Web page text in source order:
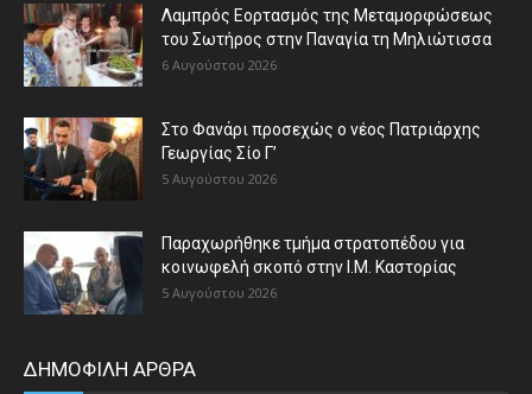
Λαμπρός Εορτασμός της Μεταμορφώσεως
του Σωτήρος στην Παναγία τη Μηλιώτισσα
6 Αυγούστου 2026
Στο Φανάρι προσεχώς ο νέος Πατριάρχης
Γεωργίας Σίο Γ’
5 Αυγούστου 2026
Παραχωρήθηκε τμήμα στρατοπέδου για
κοινωφελή σκοπό στην Ι.Μ. Καστορίας
5 Αυγούστου 2026
ΔΗΜΟΦΙΛΗ ΑΡΘΡΑ